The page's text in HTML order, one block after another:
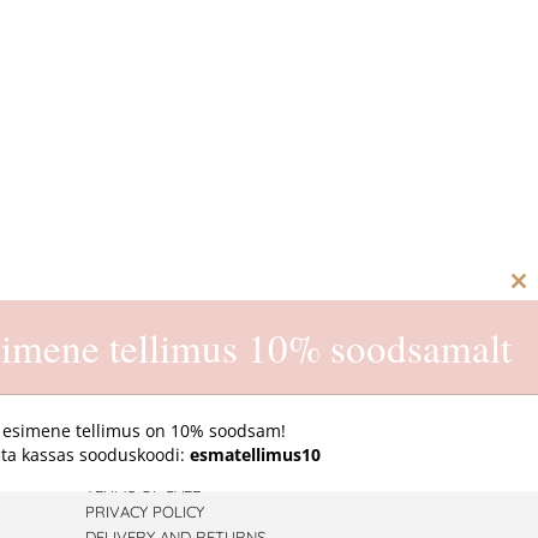
ONLINE STORE
PRIVACY POLICY
tellimus 10% soodsamalt
tellimus on 10% soodsam!
kassas sooduskoodi: esmatellimus10